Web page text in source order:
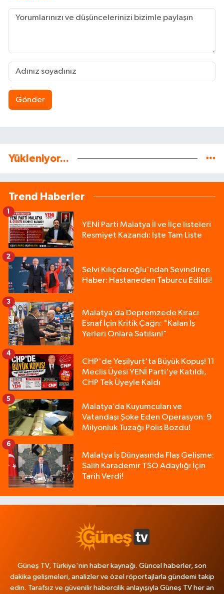
Gönder
Yükleniyor...
Trend Haberler
YENİ Parti Malatya İl ve İlçe listeleri
Resmiyet Kazandı: İşte Tam Liste
1
Selvi Kılıçdaroğlu'ndan Sevindiren
Haber: Hastaneden Taburcu Edildi!
2
Malatya’da Depremzede Kiracı
Esnaf İçin Kritik Çağrı: "Kalan İş
Yerleri Onlara Satılsın!"
3
CHP'de Yeşilyurt'ta Büyük Kopuş! 11
Meclis Üyesi YENİ Parti'ye Katıldı,
CHP Tek Üyeyle Kaldı
4
Malatya’da Kuyumcuları ve
Vatandaşı Şoke Eden Operasyon: 9
Milyonluk Tuzağı Polis Bozdu!
5
Malatya İş Dünyasında Flaş Gelişme:
Salih Karademir TSO Adaylığı İçin
Tarih Verdi!
6
Güneş TV, Türkiye'nin haber kaynağı. Güncel haberler, son
dakika gelişmeleri, analizler ve özel röportajlarla gündemi takip
edin. Tarafsız ve güvenilir habercilik anlayışıyla Güneş TV her an